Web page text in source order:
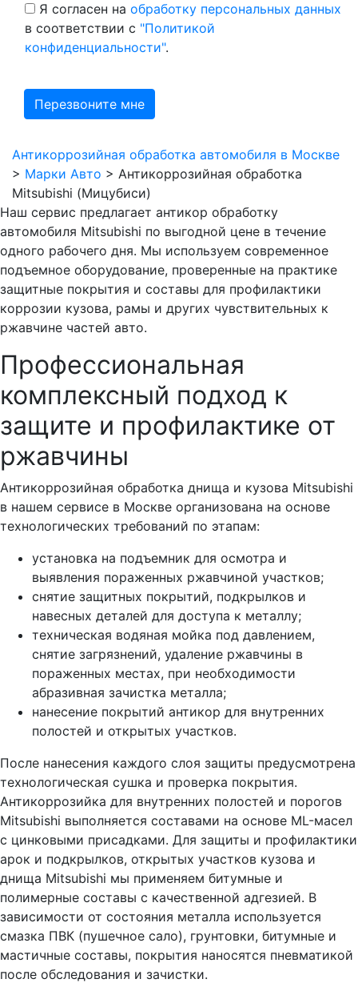
Я согласен на обработку персональных данных
в соответствии с "Политикой
конфиденциальности".
Антикоррозийная обработка автомобиля в Москве
> Марки Авто > Антикоррозийная обработка
Mitsubishi (Мицубиси)
Наш сервис предлагает антикор обработку
автомобиля Mitsubishi по выгодной цене в течение
одного рабочего дня. Мы используем современное
подъемное оборудование, проверенные на практике
защитные покрытия и составы для профилактики
коррозии кузова, рамы и других чувствительных к
ржавчине частей авто.
Профессиональная
комплексный подход к
защите и профилактике от
ржавчины
Антикоррозийная обработка днища и кузова Mitsubishi
в нашем сервисе в Москве организована на основе
технологических требований по этапам:
установка на подъемник для осмотра и
выявления пораженных ржавчиной участков;
снятие защитных покрытий, подкрылков и
навесных деталей для доступа к металлу;
техническая водяная мойка под давлением,
снятие загрязнений, удаление ржавчины в
пораженных местах, при необходимости
абразивная зачистка металла;
нанесение покрытий антикор для внутренних
полостей и открытых участков.
После нанесения каждого слоя защиты предусмотрена
технологическая сушка и проверка покрытия.
Антикоррозийка для внутренних полостей и порогов
Mitsubishi выполняется составами на основе ML-масел
с цинковыми присадками. Для защиты и профилактики
арок и подкрылков, открытых участков кузова и
днища Mitsubishi мы применяем битумные и
полимерные составы с качественной адгезией. В
зависимости от состояния металла используется
смазка ПВК (пушечное сало), грунтовки, битумные и
мастичные составы, покрытия наносятся пневматикой
после обследования и зачистки.